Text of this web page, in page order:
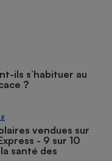
ils s’habituer au
?
vendues sur
- 9 sur 10
santé des